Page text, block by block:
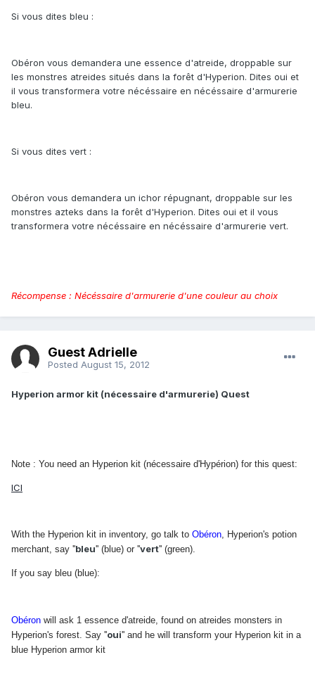
Si vous dites bleu :
Obéron vous demandera une essence d'atreide, droppable sur
les monstres atreides situés dans la forêt d'Hyperion. Dites oui et
il vous transformera votre nécéssaire en nécéssaire d'armurerie
bleu.
Si vous dites vert :
Obéron vous demandera un ichor répugnant, droppable sur les
monstres azteks dans la forêt d'Hyperion. Dites oui et il vous
transformera votre nécéssaire en nécéssaire d'armurerie vert.
Récompense : Nécéssaire d'armurerie d'une couleur au choix
Guest Adrielle
Posted August 15, 2012
Hyperion armor kit (nécessaire d'armurerie) Quest
Note : You need an Hyperion kit (nécessaire d'Hypérion) for this quest:
ICI
With the Hyperion kit in inventory, go talk to Obéron, Hyperion's potion
merchant, say ''bleu'' (blue) or ''vert'' (green).
If you say bleu (blue):
Obéron will ask 1 essence d'atreide, found on atreides monsters in
Hyperion's forest. Say ''oui'' and he will transform your Hyperion kit in a
blue Hyperion armor kit